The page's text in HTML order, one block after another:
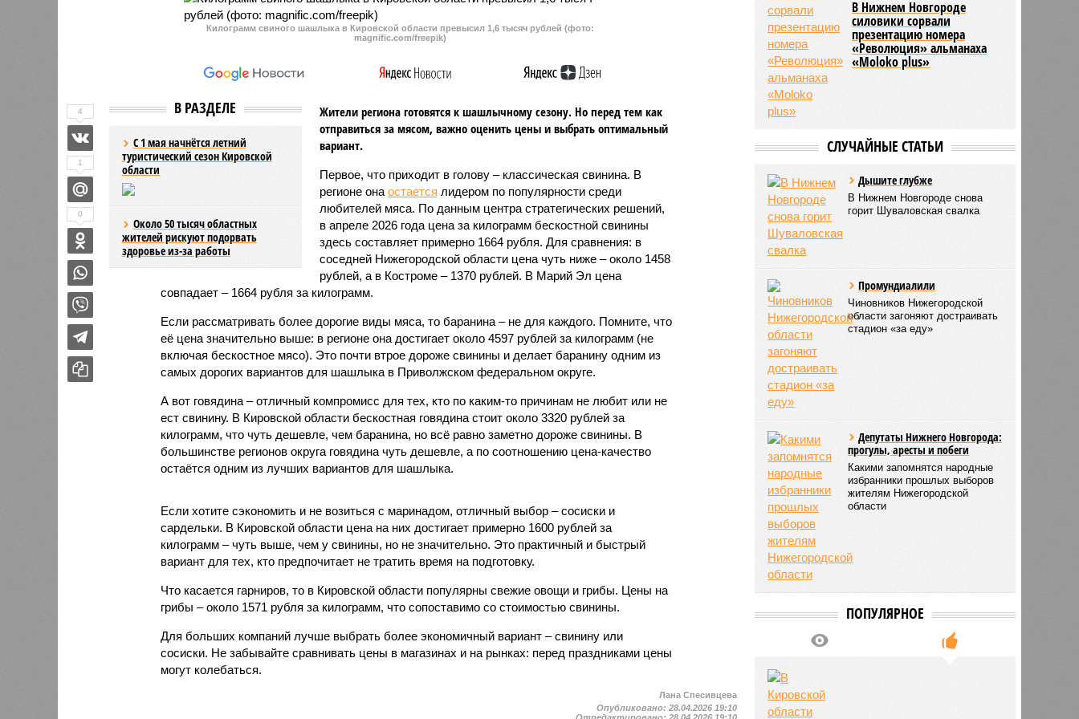
Килограмм свиного шашлыка в Кировской области превысил 1,6 тысяч рублей (фото:
magnific.com/freepik)
В РАЗДЕЛЕ
С 1 мая начнётся летний
туристический сезон Кировской
области
Около 50 тысяч областных
жителей рискуют подорвать
здоровье из-за работы
Жители региона готовятся к шашлычному сезону. Но перед тем как
отправиться за мясом, важно оценить цены и выбрать оптимальный
вариант.
Первое, что приходит в голову – классическая свинина. В
регионе она остается лидером по популярности среди
любителей мяса. По данным центра стратегических решений,
в апреле 2026 года цена за килограмм бескостной свинины
здесь составляет примерно 1664 рубля. Для сравнения: в
соседней Нижегородской области цена чуть ниже – около 1458
рублей, а в Костроме – 1370 рублей. В Марий Эл цена
совпадает – 1664 рубля за килограмм.
Если рассматривать более дорогие виды мяса, то баранина – не для каждого. Помните, что
её цена значительно выше: в регионе она достигает около 4597 рублей за килограмм (не
включая бескостное мясо). Это почти втрое дороже свинины и делает баранину одним из
самых дорогих вариантов для шашлыка в Приволжском федеральном округе.
А вот говядина – отличный компромисс для тех, кто по каким-то причинам не любит или не
ест свинину. В Кировской области бескостная говядина стоит около 3320 рублей за
килограмм, что чуть дешевле, чем баранина, но всё равно заметно дороже свинины. В
большинстве регионов округа говядина чуть дешевле, а по соотношению цена-качество
остаётся одним из лучших вариантов для шашлыка.
Если хотите сэкономить и не возиться с маринадом, отличный выбор – сосиски и
сардельки. В Кировской области цена на них достигает примерно 1600 рублей за
килограмм – чуть выше, чем у свинины, но не значительно. Это практичный и быстрый
вариант для тех, кто предпочитает не тратить время на подготовку.
Что касается гарниров, то в Кировской области популярны свежие овощи и грибы. Цены на
грибы – около 1571 рубля за килограмм, что сопоставимо со стоимостью свинины.
Для больших компаний лучше выбрать более экономичный вариант – свинину или
сосиски. Не забывайте сравнивать цены в магазинах и на рынках: перед праздниками цены
могут колебаться.
4
1
0
Лана Спесивцева
Опубликовано:28.04.2026 19:10
В Нижнем Новгороде
силовики сорвали
презентацию номера
«Революция» альманаха
«Moloko plus»
СЛУЧАЙНЫЕ СТАТЬИ
Дышите глубже
В Нижнем Новгороде снова
горит Шуваловская свалка
Промундиалили
Чиновников Нижегородской
области загоняют достраивать
стадион «за еду»
Депутаты Нижнего Новгорода:
прогулы, аресты и побеги
Какими запомнятся народные
избранники прошлых выборов
жителям Нижегородской
области
ПОПУЛЯРНОЕ